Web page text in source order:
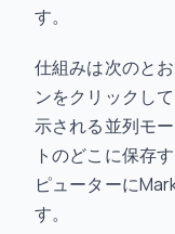
す。
仕組みは次のと
ンをクリックし
示される並列モ
トのどこに保存
ピューターに
す。